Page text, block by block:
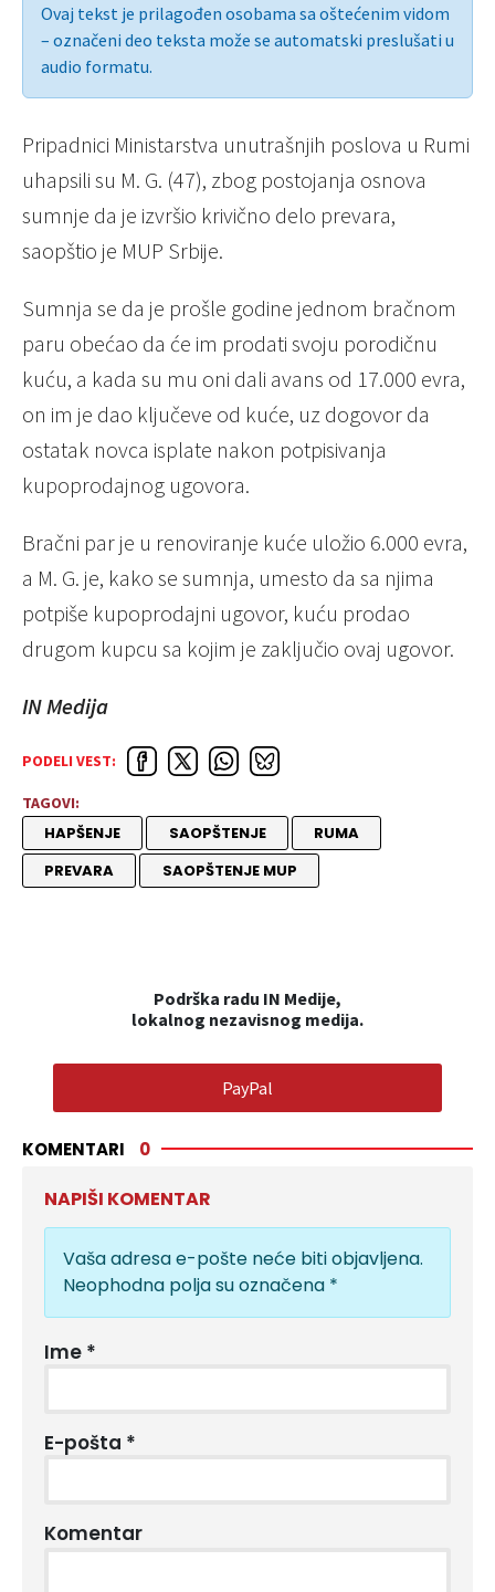
Ovaj tekst je prilagođen osobama sa oštećenim vidom
– označeni deo teksta može se automatski preslušati u
audio formatu.
Pripadnici Ministarstva unutrašnjih poslova u Rumi
uhapsili su M. G. (47), zbog postojanja osnova
sumnje da je izvršio krivično delo prevara,
saopštio je MUP Srbije.
Sumnja se da je prošle godine jednom bračnom
paru obećao da će im prodati svoju porodičnu
kuću, a kada su mu oni dali avans od 17.000 evra,
on im je dao ključeve od kuće, uz dogovor da
ostatak novca isplate nakon potpisivanja
kupoprodajnog ugovora.
Bračni par je u renoviranje kuće uložio 6.000 evra,
a M. G. je, kako se sumnja, umesto da sa njima
potpiše kupoprodajni ugovor, kuću prodao
drugom kupcu sa kojim je zaključio ovaj ugovor.
IN Medija
PODELI VEST:
TAGOVI:
HAPŠENJE SAOPŠTENJE
RUMA
PREVARA
SAOPŠTENJE MUP
Podrška radu IN Medije,
lokalnog nezavisnog medija.
PayPal
KOMENTARI 0
NAPIŠI KOMENTAR
Vaša adresa e-pošte neće biti objavljena.
Neophodna polja su označena *
Ime *
E-pošta *
Komentar